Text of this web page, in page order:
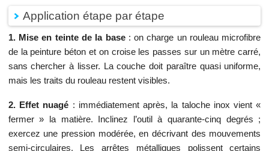
Application étape par étape
1. Mise en teinte de la base: on charge un rouleau microfibre
de la peinture béton et on croise les passes sur un mètre carré,
sans chercher à lisser. La couche doit paraître quasi uniforme,
mais les traits du rouleau restent visibles.
2. Effet nuagé : immédiatement après, la taloche inox vient «
fermer » la matière. Inclinez l’outil à quarante-cinq degrés ;
exercez une pression modérée, en décrivant des mouvements
semi-circulaires. Les arrêtes métalliques polissent certains